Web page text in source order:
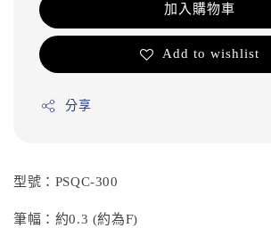
加入購物車
Add to wishlist
分享
型號：PSQC-300
筆幅：約0.3 (約為F)